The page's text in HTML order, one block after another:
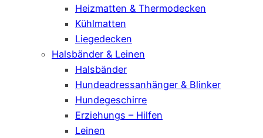
Heizmatten & Thermodecken
Kühlmatten
Liegedecken
Halsbänder & Leinen
Halsbänder
Hundeadressanhänger & Blinker
Hundegeschirre
Erziehungs – Hilfen
Leinen